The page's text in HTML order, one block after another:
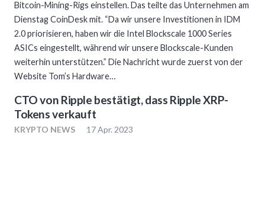
Bitcoin-Mining-Rigs einstellen. Das teilte das Unternehmen am
Dienstag CoinDesk mit. “Da wir unsere Investitionen in IDM
2.0 priorisieren, haben wir die Intel Blockscale 1000 Series
ASICs eingestellt, während wir unsere Blockscale-Kunden
weiterhin unterstützen.” Die Nachricht wurde zuerst von der
Website Tom’s Hardware…
CTO von Ripple bestätigt, dass Ripple XRP-
Tokens verkauft
KRYPTO NEWS 17 Apr. 2023